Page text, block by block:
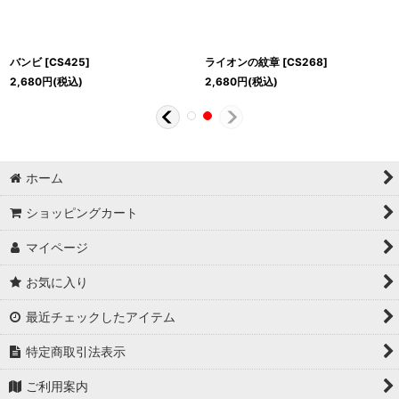
バンビ [CS425]
2,680円(税込)
ライオンの紋章 [CS268]
2,680円(税込)
ホーム
ショッピングカート
マイページ
お気に入り
最近チェックしたアイテム
特定商取引法表示
ご利用案内